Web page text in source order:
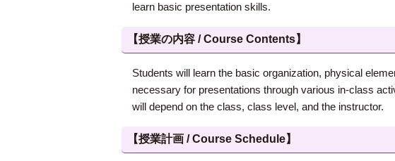
learn basic presentation skills.
【授業の内容 / Course Contents】
Students will learn the basic organization, physical
necessary for presentations through various in-class
will depend on the class, class level, and the instructor.
【授業計画 / Course Schedule】